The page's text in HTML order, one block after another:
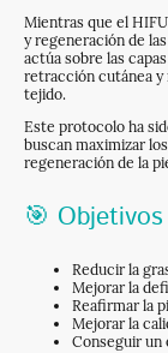
Mientras que el
y regeneración de
actúa sobre las
retracción cutánea
tejido.
Este protocolo ha
buscan maximizar
regeneración de la
🎯
Reducir la
Mejorar la
Reafirmar la
Mejorar la
Conseguir un